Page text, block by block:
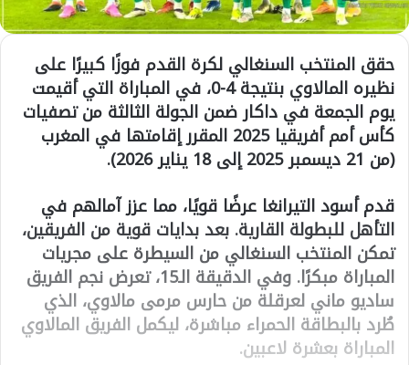
حقق المنتخب السنغالي لكرة القدم فوزًا كبيرًا على
نظيره المالاوي بنتيجة 4-0، في المباراة التي أقيمت
يوم الجمعة في داكار ضمن الجولة الثالثة من تصفيات
كأس أمم أفريقيا 2025 المقرر إقامتها في المغرب
(من 21 ديسمبر 2025 إلى 18 يناير 2026).
قدم أسود التيرانغا عرضًا قويًا، مما عزز آمالهم في
التأهل للبطولة القارية. بعد بدايات قوية من الفريقين،
تمكن المنتخب السنغالي من السيطرة على مجريات
المباراة مبكرًا. وفي الدقيقة الـ15، تعرض نجم الفريق
ساديو ماني لعرقلة من حارس مرمى مالاوي، الذي
طُرد بالبطاقة الحمراء مباشرة، ليكمل الفريق المالاوي
المباراة بعشرة لاعبين.